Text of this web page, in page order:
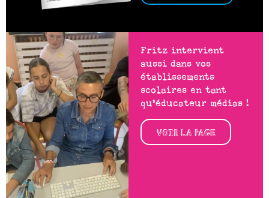
Fritz intervient
aussi dans vos
établissements
scolaires en tant
qu’éducateur médias !
VOIR LA PAGE